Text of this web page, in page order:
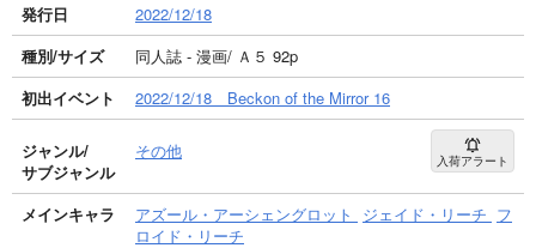
発行日
2022/12/18
種別/サイズ
同人誌 - 漫画/ Ａ５ 92p
初出イベント
2022/12/18 Beckon of the Mirror 16
ジャンル/
サブジャンル
その他 入荷アラート
メインキャラ アズール・アーシェングロット ジェイド・リーチ フ
ロイド・リーチ